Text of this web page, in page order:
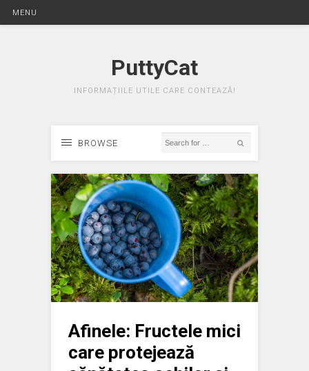
MENU
PuttyCat
INFORMAȚIILE UTILE CARE CONTEAZĂ!
BROWSE
Afinele: Fructele mici
care protejează